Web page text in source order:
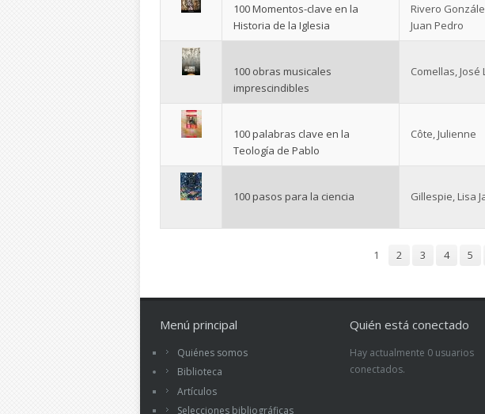
100 Momentos-clave en la
Historia de la Iglesia
Rivero
Juan Pedro
100 obras musicales
imprescindibles
Comellas, José
100 palabras clave en la
Teología de Pablo
Côte, Julienne
100 pasos para la ciencia Gillespie, Lisa
1 2 3 4 5
Menú principal
Quiénes somos
Biblioteca
Artículos
Selecciones bibliográficas
Quién está conectado
Hay actualmente 0 usuarios
conectados.